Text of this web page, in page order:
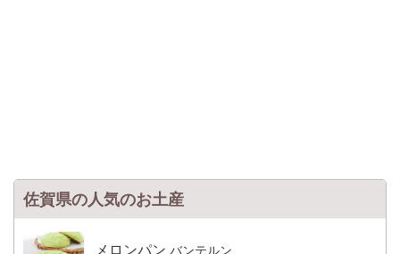
佐賀県の人気のお土産
メロンパン バンテルン